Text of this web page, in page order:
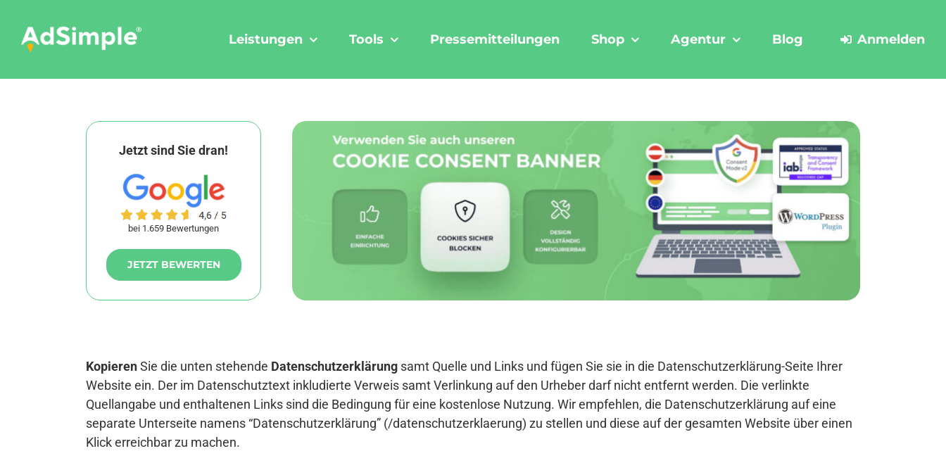
content
Leistungen Tools Pressemitteilungen Shop Agentur Blog Anmelden
Jetzt sind Sie dran!
bei 1.659 Bewertungen
JETZT BEWERTEN
KopierenSie die unten stehende Datenschutzerklärung samt Quelle und Links und fügen Sie sie in die Datenschutzerklärung-Seite Ihrer
Website ein. Der im Datenschutztext inkludierte Verweis samt Verlinkung auf den Urheber darf nicht entfernt werden. Die verlinkte
Quellangabe und enthaltenen Links sind die Bedingung für eine kostenlose Nutzung. Wir empfehlen, die Datenschutzerklärung auf eine
separate Unterseite namens “Datenschutzerklärung” (/datenschutzerklaerung) zu stellen und diese auf der gesamten Website über einen
Klick erreichbar zu machen.